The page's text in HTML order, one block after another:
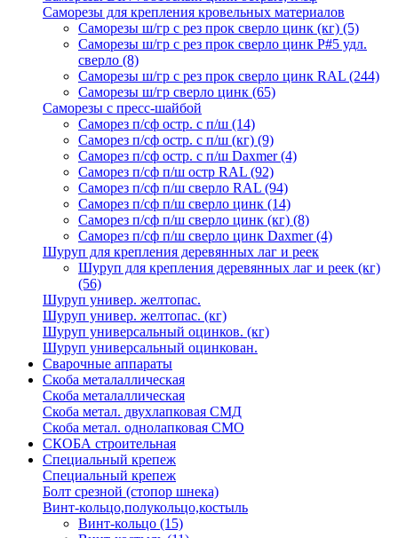
Саморезы для крепления кровельных материалов
Саморезы ш/гр с рез прок сверло цинк (кг) (5)
Саморезы ш/гр с рез прок сверло цинк P#5 удл.
сверло (8)
Саморезы ш/гр с рез прок сверло цинк RAL (244)
Саморезы ш/гр сверло цинк (65)
Саморезы с пресс-шайбой
Саморез п/сф остр. с п/ш (14)
Саморез п/сф остр. с п/ш (кг) (9)
Саморез п/сф остр. с п/ш Daxmer(4)
Саморез п/сф п/ш остр RAL (92)
Саморез п/сф п/ш сверло RAL (94)
Саморез п/сф п/ш сверло цинк (14)
Саморез п/сф п/ш сверло цинк (кг) (8)
Саморез п/сф п/ш сверло цинк Daxmer(4)
Шуруп для крепления деревянных лаг и реек
Шуруп для крепления деревянных лаг и реек (кг)
(56)
Шуруп универ. желтопас.
Шуруп универ. желтопас. (кг)
Шуруп универсальный оцинков. (кг)
Шуруп универсальный оцинкован.
Сварочные аппараты
Скоба металаллическая
Скоба металаллическая
Скоба метал. двухлапковая СМД
Скоба метал. однолапковая СМО
СКОБА строительная
Специальный крепеж
Специальный крепеж
Болт срезной (стопор шнека)
Винт-кольцо,полукольцо,костыль
Винт-кольцо (15)